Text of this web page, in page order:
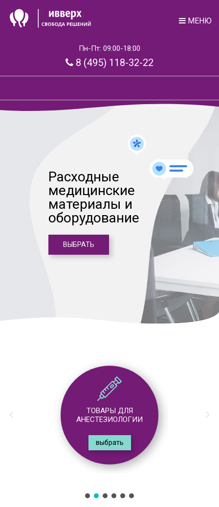
МЕНЮ
Пн-Пт: 09:00-18:00
8 (495) 118-32-22
Расходные
медицинские
материалы и
оборудование
ВЫБРАТЬ
ТОВАРЫ ДЛЯ
АНЕСТЕЗИОЛОГИИ
выбрать